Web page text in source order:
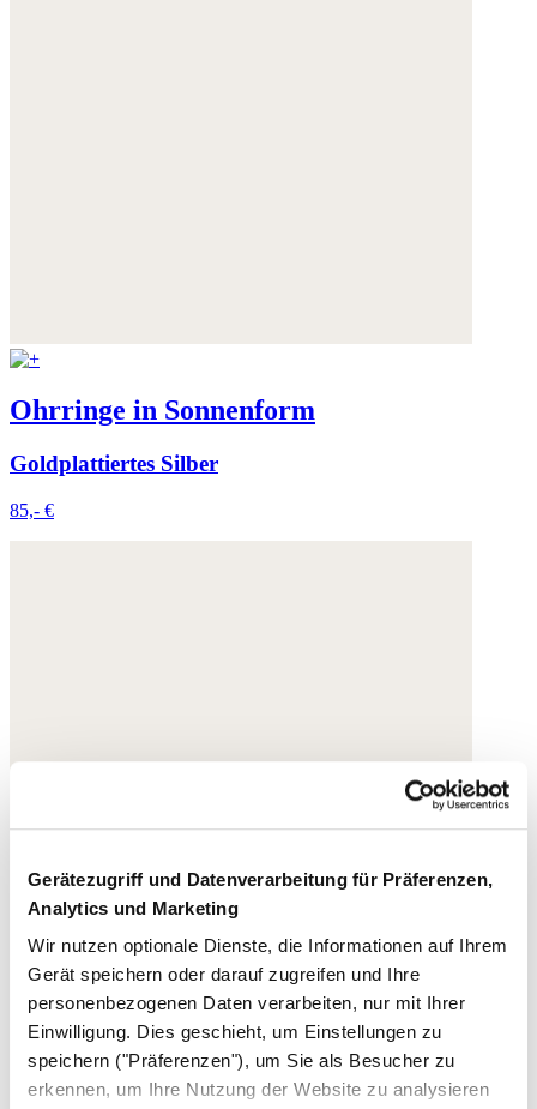
Gerätezugriff und Datenverarbeitung für Präferenzen,
Analytics und Marketing
Wir nutzen optionale Dienste, die Informationen auf Ihrem
Gerät speichern oder darauf zugreifen und Ihre
personenbezogenen Daten verarbeiten, nur mit Ihrer
Einwilligung. Dies geschieht, um Einstellungen zu
speichern ("Präferenzen"), um Sie als Besucher zu
erkennen, um Ihre Nutzung der Website zu analysieren
Ohrringe in Sonnenform
Goldplattiertes Silber
85,- €